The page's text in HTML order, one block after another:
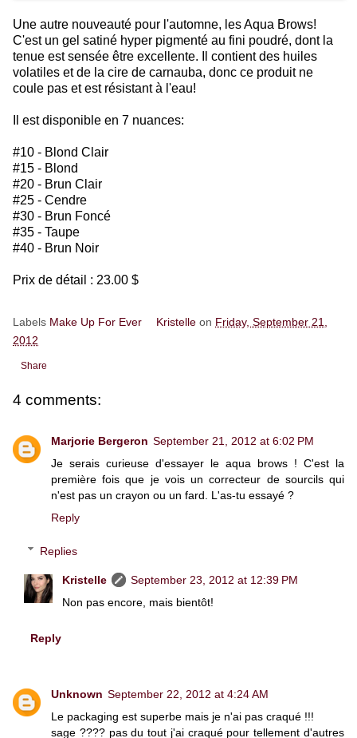
Une autre nouveauté pour l'automne, les Aqua Brows!
C'est un gel satiné hyper pigmenté au fini poudré, dont la
tenue est sensée être excellente. Il contient des huiles
volatiles et de la cire de carnauba, donc ce produit ne
coule pas et est résistant à l'eau!
Il est disponible en 7 nuances:
#10 - Blond Clair
#15 - Blond
#20 - Brun Clair
#25 - Cendre
#30 - Brun Foncé
#35 - Taupe
#40 - Brun Noir
Prix de détail : 23.00 $
Labels Make Up For Ever Kristelle on Friday, September 21,
2012
Share
4 comments:
Marjorie Bergeron September 21, 2012 at 6:02 PM
Je serais curieuse d'essayer le aqua brows ! C'est la
première fois que je vois un correcteur de sourcils qui
n'est pas un crayon ou un fard. L'as-tu essayé ?
Reply
Replies
Kristelle
September 23, 2012 at 12:39 PM
Non pas encore, mais bientôt!
Reply
Unknown September 22, 2012 at 4:24 AM
Le packaging est superbe mais je n'ai pas craqué !!!
sage ???? pas du tout j'ai craqué pour tellement d'autres